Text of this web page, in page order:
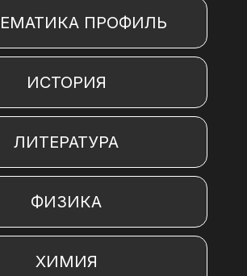
ПРОФИЛЬ
ХИМИЯ
ИСТОРИЯ
ЛИТЕРАТУРА
ФИЗИКА